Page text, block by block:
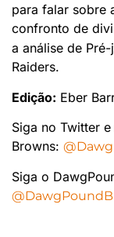
para falar sobre
confronto de
a análise de
Raiders.
Edição: Eber
Siga no Twitter
Browns:
Siga o